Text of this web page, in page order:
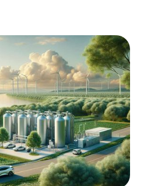
wat waterstof nu
zo'n belangrijke rol
Waterstof is niet
is een veelbelovende
toekomst. Als jij ook
waterstof kan betekenen
snel verder!